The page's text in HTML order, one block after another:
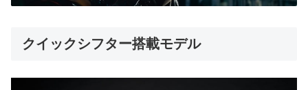
クイックシフター搭載モデル